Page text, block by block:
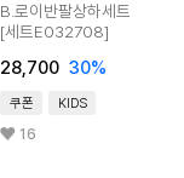
B.로이반팔상하세트
[세트E032708]
28,700 30%
쿠폰 KIDS
16